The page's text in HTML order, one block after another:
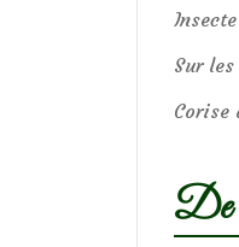
Sur
Corise
De